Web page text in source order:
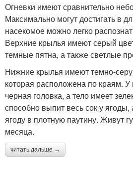
Огневки имеют сравнительно
Максимально могут достигать в
насекомое можно легко
Верхние крылья имеют серый
темные пятна, а также светлые
Нижние крылья имеют темно-
которая расположена по краям. У
черная головка, а тело имеет
способно выпит весь сок у ягоды,
ягоду в плотную паутину. Живут
месяца.
читать дальше →